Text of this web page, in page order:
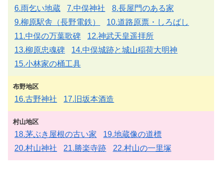
6.雨乞い地蔵 7.中俣神社
8.長屋門のある家
9.柳原駅舎（長野電鉄）
10.道路原票・しろばし
11.中俣の万葉歌碑
12.神武天皇遥拝所
13.柳原忠魂碑
14.中俣城跡と城山稲荷大明神
15.小林家の桶工具
布野地区
16.古野神社 17.旧坂本酒造
村山地区
18.茅ぶき屋根の古い家
19.地蔵像の道標
20.村山神社
21.勝楽寺跡 22.村山の一里塚